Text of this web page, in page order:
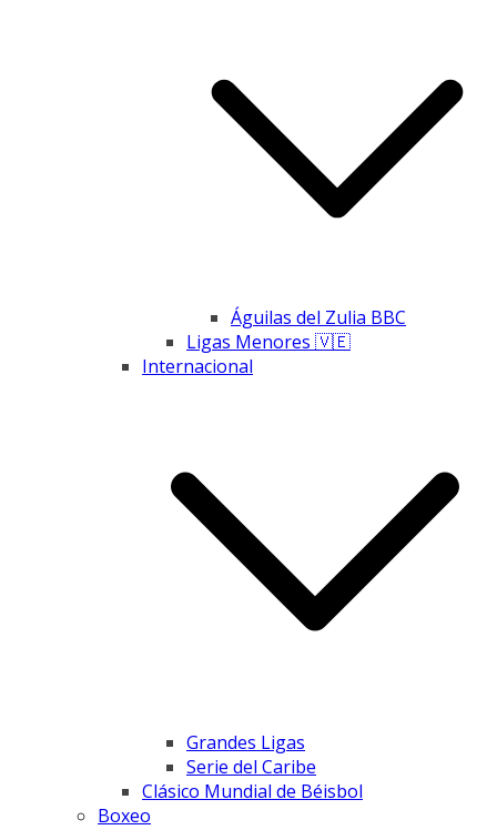
Águilas del Zulia BBC
Ligas Menores 🇻🇪
Internacional
Grandes Ligas
Serie del Caribe
Clásico Mundial de Béisbol
Boxeo